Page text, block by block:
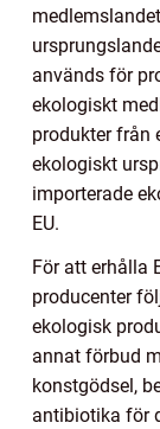
används för
ekologiskt
produkter från
ekologiskt
importerade
EU.
För att erhålla
producenter
ekologisk
annat förbud
konstgödsel,
antibiotika för